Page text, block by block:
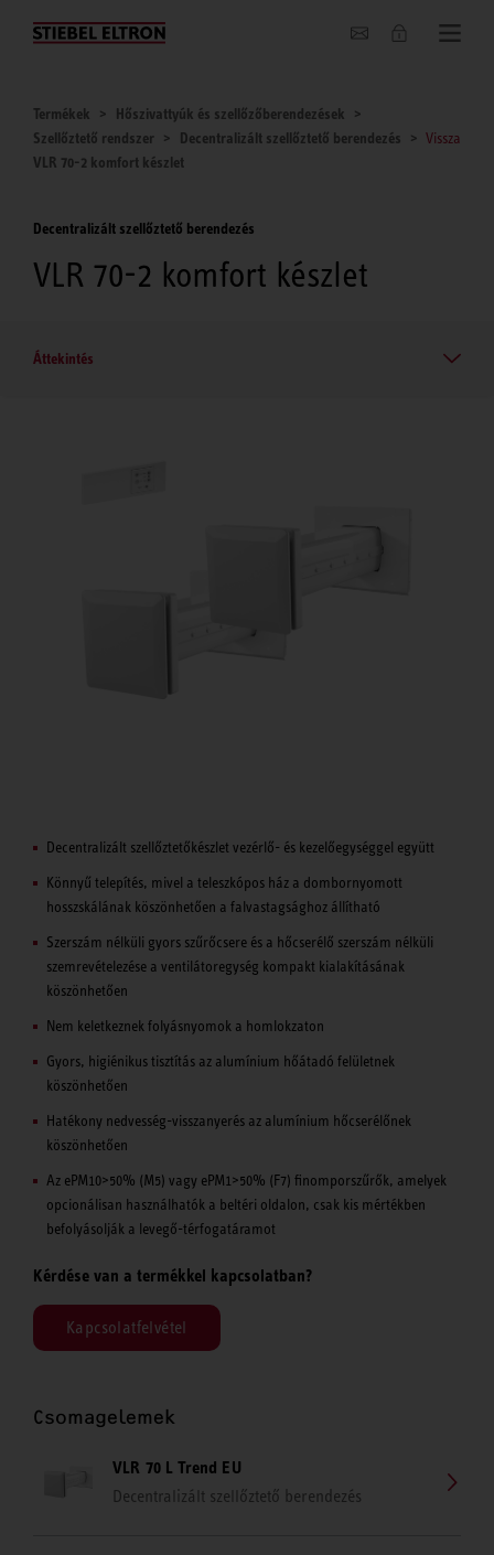
Hírek
Termékek
Hőszivattyúk és szellőzőberendezések
Szellőztető rendszer
Decentralizált szellőztető berendezés
VLR 70-2 komfort készlet
Vissza
Decentralizált szellőztető berendezés
VLR 70-2 komfort készlet
Áttekintés
Decentralizált szellőztetőkészlet vezérlő- és kezelőegységgel együtt
Könnyű telepítés, mivel a teleszkópos ház a dombornyomott
hosszskálának köszönhetően a falvastagsághoz állítható
Szerszám nélküli gyors szűrőcsere és a hőcserélő szerszám nélküli
szemrevételezése a ventilátoregység kompakt kialakításának
köszönhetően
Nem keletkeznek folyásnyomok a homlokzaton
Gyors, higiénikus tisztítás az alumínium hőátadó felületnek
köszönhetően
Hatékony nedvesség-visszanyerés az alumínium hőcserélőnek
köszönhetően
Az ePM10>50% (M5) vagy ePM1>50% (F7) finomporszűrők, amelyek
opcionálisan használhatók a beltéri oldalon, csak kis mértékben
befolyásolják a levegő-térfogatáramot
Kérdése van a termékkel kapcsolatban?
Kapcsolatfelvétel
Csomagelemek
VLR 70 L Trend EU
Decentralizált szellőztető berendezés